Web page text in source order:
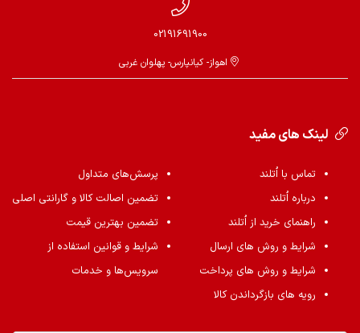
02191691900
اهواز- کیانپارس- پهلوان غربی
لینک های مفید
تماس با اُتلند
درباره اُتلند
راهنمای خرید از اُتلند
شرایط و روش های ارسال
شرایط و روش های پرداخت
رویه های بازگرداندن کالا
پرسش‌های متداول
تضمین اصالت کالا و گارانتی اصلی
تضمین بهترین قیمت
شرایط و قوانین استفاده از
سرویس‌ها و خدمات